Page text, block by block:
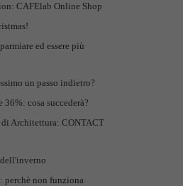
CAFElab Online Shop
ed essere più
un passo indietro?
36%: cosa succederà?
Architettura: CONTACT
perchè non funziona